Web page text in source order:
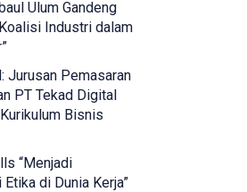
Ulum Gandeng
Industri dalam
Jurusan Pemasaran
PT Tekad Digital
Bisnis
“Menjadi
di Dunia Kerja”